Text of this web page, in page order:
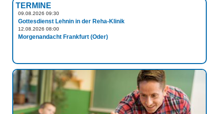
TERMINE
09.08.2026 09:30
Gottesdienst Lehnin in der Reha-Klinik
12.08.2026 08:00
Morgenandacht Frankfurt (Oder)